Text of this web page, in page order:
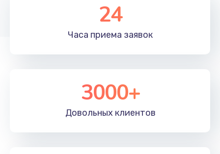
24
Часа приема заявок
3000+
Довольных клиентов